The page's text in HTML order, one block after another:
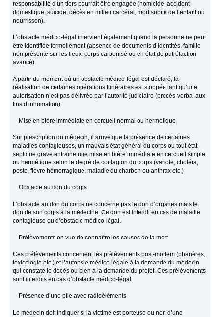
responsabilité d’un tiers pourrait être engagée (homicide, accident
domestique, suicide, décès en milieu carcéral, mort subite de l’enfant ou
nourrisson).
L’obstacle médico-légal intervient également quand la personne ne peut
être identifiée formellement (absence de documents d’identités, famille
non présente sur les lieux, corps carbonisé ou en état de putréfaction
avancé).
A partir du moment où un obstacle médico-légal est déclaré, la
réalisation de certaines opérations funéraires est stoppée tant qu’une
autorisation n’est pas délivrée par l’autorité judiciaire (procès-verbal aux
fins d’inhumation).
Mise en bière immédiate en cercueil normal ou hermétique
Sur prescription du médecin, il arrive que la présence de certaines
maladies contagieuses, un mauvais état général du corps ou tout état
septique grave entraine une mise en bière immédiate en cercueil simple
ou hermétique selon le degré de contagion du corps (variole, choléra,
peste, fièvre hémorragique, maladie du charbon ou anthrax etc.)
Obstacle au don du corps
L’obstacle au don du corps ne concerne pas le don d’organes mais le
don de son corps à la médecine. Ce don est interdit en cas de maladie
contagieuse ou d’obstacle médico-légal.
Prélèvements en vue de connaître les causes de la mort
Ces prélèvements concernent les prélèvements post-mortem (phanères,
toxicologie etc.) et l’autopsie médico-légale à la demande du médecin
qui constate le décès ou bien à la demande du préfet. Ces prélèvements
sont interdits en cas d’obstacle médico-légal.
Présence d’une pile avec radioéléments
Le médecin doit indiquer si la victime est porteuse ou non d’une